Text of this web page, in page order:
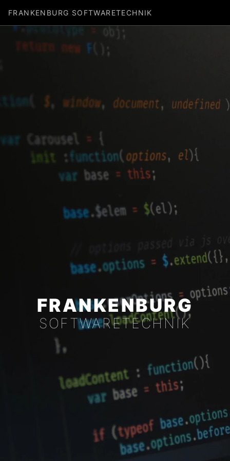
FRANKENBURG SOFTWARETECHNIK
FRANKENBURG
SOFTWARETECHNIK